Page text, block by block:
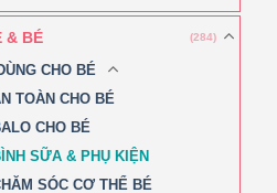
& BÉ (284)
CHO BÉ
TOÀN CHO BÉ
CHO BÉ
SỮA & PHỤ KIỆN
SÓC CƠ THỂ BÉ